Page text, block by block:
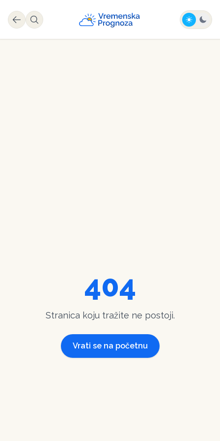
404
Stranica koju tražite ne postoji.
Vrati se na početnu